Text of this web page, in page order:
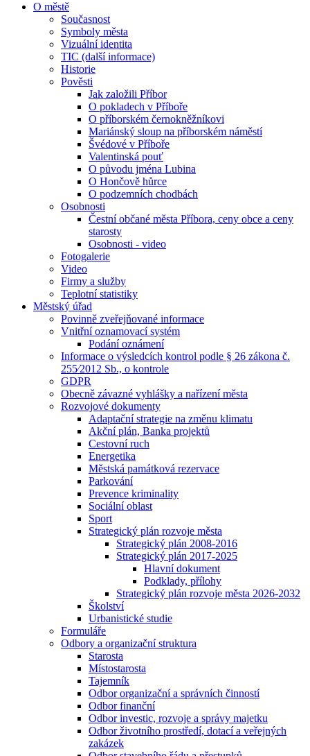
O městě
Současnost
Symboly města
Vizuální identita
TIC (další informace)
Historie
Pověsti
Jak založili Příbor
O pokladech v Příboře
O příborském černokněžníkovi
Mariánský sloup na příborském náměstí
Švédové v Příboře
Valentinská pouť
O původu jména Lubina
O Hončově hůrce
O podzemních chodbách
Osobnosti
Čestní občané města Příbora, ceny obce a ceny
starosty
Osobnosti - video
Fotogalerie
Video
Firmy a služby
Teplotní statistiky
Městský úřad
Povinně zveřejňované informace
Vnitřní oznamovací systém
Podání oznámení
Informace o výsledcích kontrol podle § 26 zákona č.
255⁄2012 Sb., o kontrole
GDPR
Obecně závazné vyhlášky a nařízení města
Rozvojové dokumenty
Adaptační strategie na změnu klimatu
Akční plán, Banka projektů
Cestovní ruch
Energetika
Městská památková rezervace
Parkování
Prevence kriminality
Sociální oblast
Sport
Strategický plán rozvoje města
Strategický plán 2008-2016
Strategický plán 2017-2025
Hlavní dokument
Podklady, přílohy
Strategický plán rozvoje města 2026-2032
Školství
Urbanistické studie
Formuláře
Odbory a organizační struktura
Starosta
Místostarosta
Tajemník
Odbor organizační a správních činností
Odbor finanční
Odbor investic, rozvoje a správy majetku
Odbor životního prostředí, dotací a veřejných
zakázek